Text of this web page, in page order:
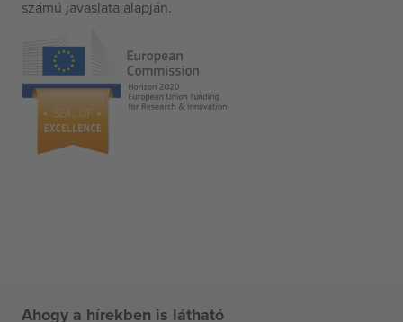
számú javaslata alapján.
Ahogy a hírekben is látható